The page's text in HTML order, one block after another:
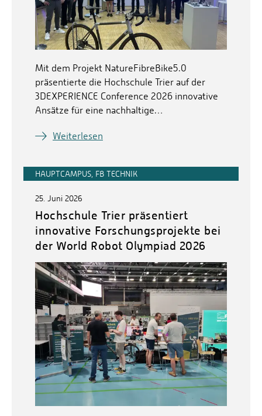
Mit dem Projekt NatureFibreBike5.0
präsentierte die Hochschule Trier auf der
3DEXPERIENCE Conference 2026 innovative
Ansätze für eine nachhaltige…
Weiterlesen
HAUPTCAMPUS, FB TECHNIK
25. Juni 2026
Hochschule Trier präsentiert
innovative Forschungsprojekte bei
der World Robot Olympiad 2026